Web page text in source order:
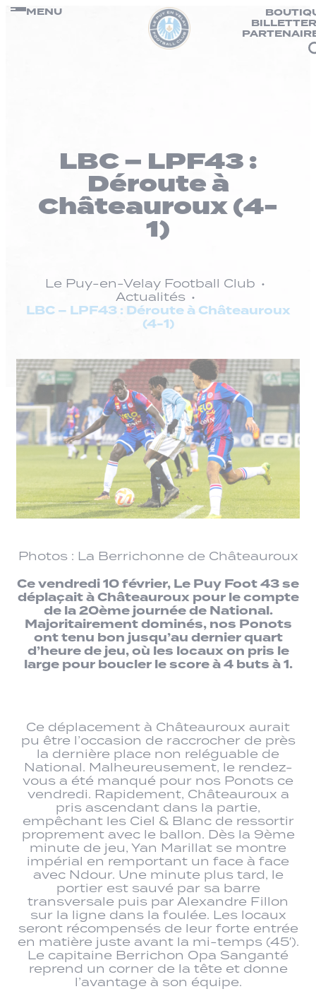
Passer
MENU
LBC – LPF43 :
Déroute à
Châteauroux (4-
1)
Le Puy-en-Velay Football Club
Actualités
LBC – LPF43 : Déroute à Châteauroux
(4-1)
Photos : La Berrichonne de Châteauroux
Ce vendredi 10 février, Le Puy Foot 43 se
déplaçait à Châteauroux pour le compte
de la 20ème journée de National.
Majoritairement dominés, nos Ponots
ont tenu bon jusqu’au dernier quart
d’heure de jeu, où les locaux on pris le
large pour boucler le score à 4 buts à 1.
Ce déplacement à Châteauroux aurait
pu être l’occasion de raccrocher de près
la dernière place non reléguable de
National. Malheureusement, le rendez-
vous a été manqué pour nos Ponots ce
vendredi. Rapidement, Châteauroux a
pris ascendant dans la partie,
empêchant les Ciel & Blanc de ressortir
proprement avec le ballon. Dès la 9ème
minute de jeu, Yan Marillat se montre
impérial en remportant un face à face
avec Ndour. Une minute plus tard, le
portier est sauvé par sa barre
transversale puis par Alexandre Fillon
sur la ligne dans la foulée. Les locaux
seront récompensés de leur forte entrée
en matière juste avant la mi-temps (45′).
Le capitaine Berrichon Opa Sanganté
reprend un corner de la tête et donne
l’avantage à son équipe.
Panneau de gestion des cookies